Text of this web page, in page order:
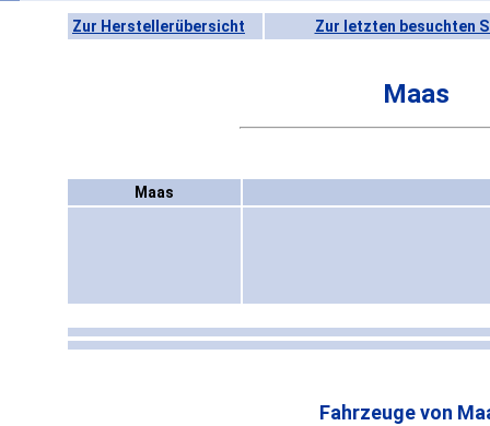
Zur Herstellerübersicht Zur letzten besuchten
Maas
Maas
Fahrzeuge von